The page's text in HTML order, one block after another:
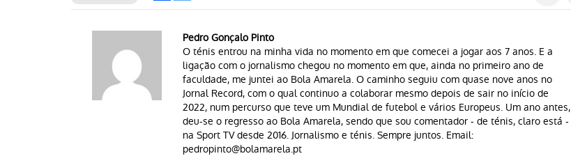
Pedro Gonçalo Pinto
O ténis entrou na minha vida no momento em que comecei a jogar aos 7 anos. E a
ligação com o jornalismo chegou no momento em que, ainda no primeiro ano de
faculdade, me juntei ao Bola Amarela. O caminho seguiu com quase nove anos no
Jornal Record, com o qual continuo a colaborar mesmo depois de sair no início de
2022, num percurso que teve um Mundial de futebol e vários Europeus. Um ano antes,
deu-se o regresso ao Bola Amarela, sendo que sou comentador - de ténis, claro está -
na Sport TV desde 2016. Jornalismo e ténis. Sempre juntos. Email:
pedropinto@bolamarela.pt